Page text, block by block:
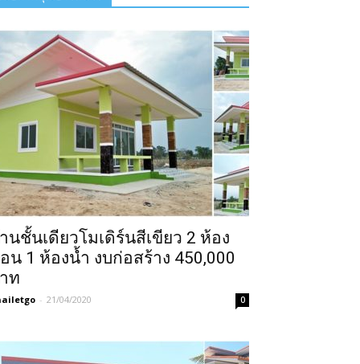
นชั้นเดียวโมเดิร์นสีเขียว 2 ห้อง
น 1 ห้องน้ำ งบก่อสร้าง 450,000
ท
- 21/04/2020 0